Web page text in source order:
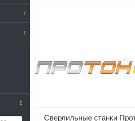
Сверлильные станки